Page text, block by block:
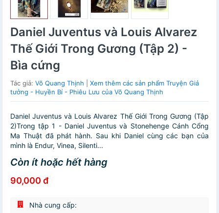
Daniel Juventus và Louis Alvarez
Thế Giới Trong Gương (Tập 2) -
Bìa cứng
Tác giả: Võ Quang Thịnh
Xem thêm các sản phẩm Truyện Giả
tưởng - Huyền Bí - Phiêu Lưu của Võ Quang Thịnh
Daniel Juventus và Louis Alvarez Thế Giới Trong Gương (Tập
2)Trong tập 1 - Daniel Juventus và Stonehenge Cánh Cổng
Ma Thuật đã phát hành. Sau khi Daniel cùng các bạn của
mình là Endur, Vinea, Silenti...
Còn ít hoặc hết hàng
90,000 đ
Nhà cung cấp: